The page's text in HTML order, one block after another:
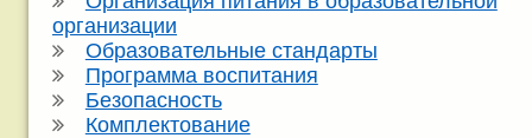
организации
Образовательные стандарты
Программа воспитания
Безопасность
Комплектование